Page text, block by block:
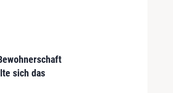
sich das